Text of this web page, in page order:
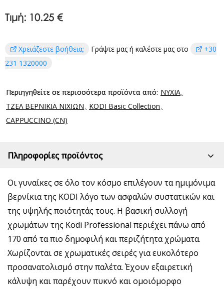
Τιμή: 10.25 €
Χρειάζεστε βοήθεια; Γράψτε μας ή καλέστε μας στο
+30
231 1320000
Περιηγηθείτε σε περισσότερα προϊόντα από: ΝΥΧΙΑ
ΤΖΕΛ ΒΕΡΝΙΚΙΑ ΝΙΧΙΩΝ
KODI Basic Collection
CAPPUCCINO (CN)
Πληροφορίες προϊόντος
Οι γυναίκες σε όλο τον κόσμο επιλέγουν τα ημιμόνιμα
βερνίκια της KODI λόγο των ασφαλών συστατικών και
της υψηλής ποιότητάς τους. Η βασική συλλογή
χρωμάτων της Kodi Professional περιέχει πάνω από
170 από τα πιο δημοφιλή και περιζήτητα χρώματα.
Χωρίζονται σε χρωματικές σειρές για ευκολότερο
προσανατολισμό στην παλέτα. Έχουν εξαιρετική
κάλυψη και παρέχουν πυκνό και ομοιόμορφο